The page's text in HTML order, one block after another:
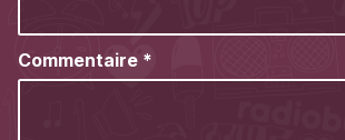
Commentaire *